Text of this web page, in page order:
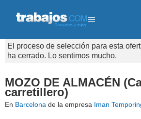
El proceso de selección para esta
ha cerrado. Lo sentimos mucho.
MOZO DE ALMACÉN
carretillero)
En Barcelona de la empresa Iman